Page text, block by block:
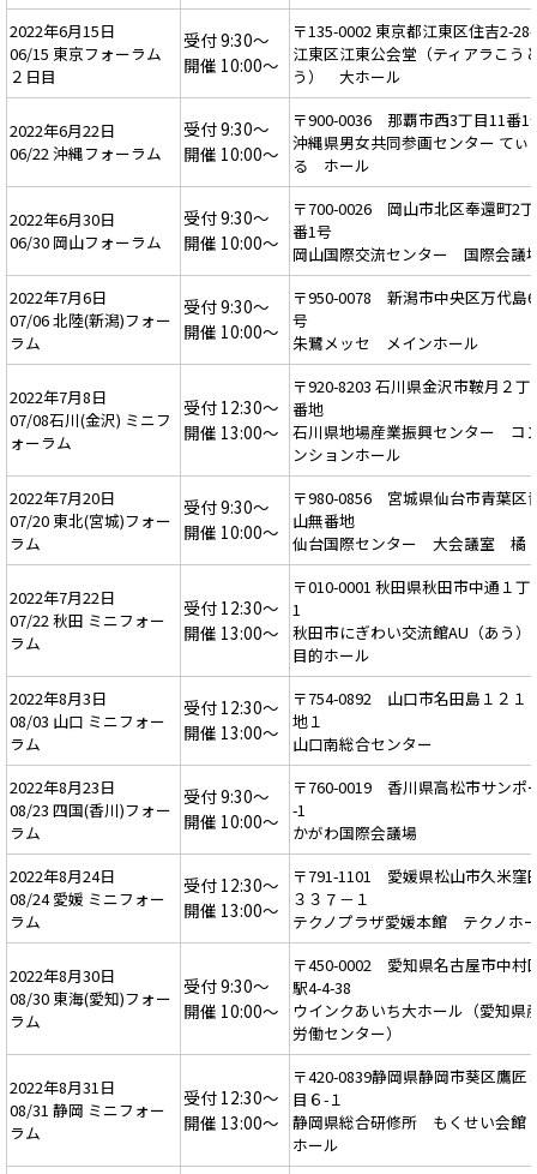
2022年6月15日
06/15 東京フォーラム
２日目
受付 9:30～
開催 10:00～
〒135-0002 東京都江東区住吉2-
江東区江東公会堂（ティアラこう
う） 大ホール
2022年6月22日
06/22 沖縄フォーラム
受付 9:30～
開催 10:00～
〒900-0036 那覇市西3丁目11番1
沖縄県男女共同参画センター てぃ
る ホール
2022年6月30日
06/30 岡山フォーラム
受付 9:30～
開催 10:00～
〒700-0026 岡山市北区奉還町2
番1号
岡山国際交流センター 国際会議
2022年7月6日
07/06 北陸(新潟)フォー
ラム
受付 9:30～
開催 10:00～
〒950-0078 新潟市中央区万代島
号
朱鷺メッセ メインホール
2022年7月8日
07/08石川(金沢) ミニフ
ォーラム
受付 12:30～
開催 13:00～
〒920-8203 石川県金沢市鞍月２丁
番地
石川県地場産業振興センター コ
ンションホール
2022年7月20日
07/20 東北(宮城)フォー
ラム
受付 9:30～
開催 10:00～
〒980-0856 宮城県仙台市青葉区
山無番地
仙台国際センター 大会議室 橘
2022年7月22日
07/22 秋田 ミニフォー
ラム
受付 12:30～
開催 13:00～
〒010-0001 秋田県秋田市中通１丁
1
秋田市にぎわい交流館AU（あう
目的ホール
2022年8月3日
08/03 山口 ミニフォー
ラム
受付 12:30～
開催 13:00～
〒754-0892 山口市名田島１２１
地１
山口南総合センター
2022年8月23日
08/23 四国(香川)フォー
ラム
受付 9:30～
開催 10:00～
〒760-0019 香川県高松市サンポ
-1
かがわ国際会議場
2022年8月24日
08/24 愛媛 ミニフォー
ラム
受付 12:30～
開催 13:00～
〒791-1101 愛媛県松山市久米窪
３３７－１
テクノプラザ愛媛本館 テクノホ
2022年8月30日
08/30 東海(愛知)フォー
ラム
受付 9:30～
開催 10:00～
〒450-0002 愛知県名古屋市中村
駅4-4-38
ウインクあいち大ホール（愛知県
労働センター）
2022年8月31日
08/31 静岡 ミニフォー
ラム
受付 12:30～
開催 13:00～
〒420-0839静岡県静岡市葵区鷹匠
目６-１
静岡県総合研修所 もくせい会館
ホール